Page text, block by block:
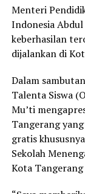
Menteri
Indonesia
keberhasilan
dijalankan di
Dalam
Talenta Siswa
Mu’ti
Tangerang
gratis
Sekolah
Kota